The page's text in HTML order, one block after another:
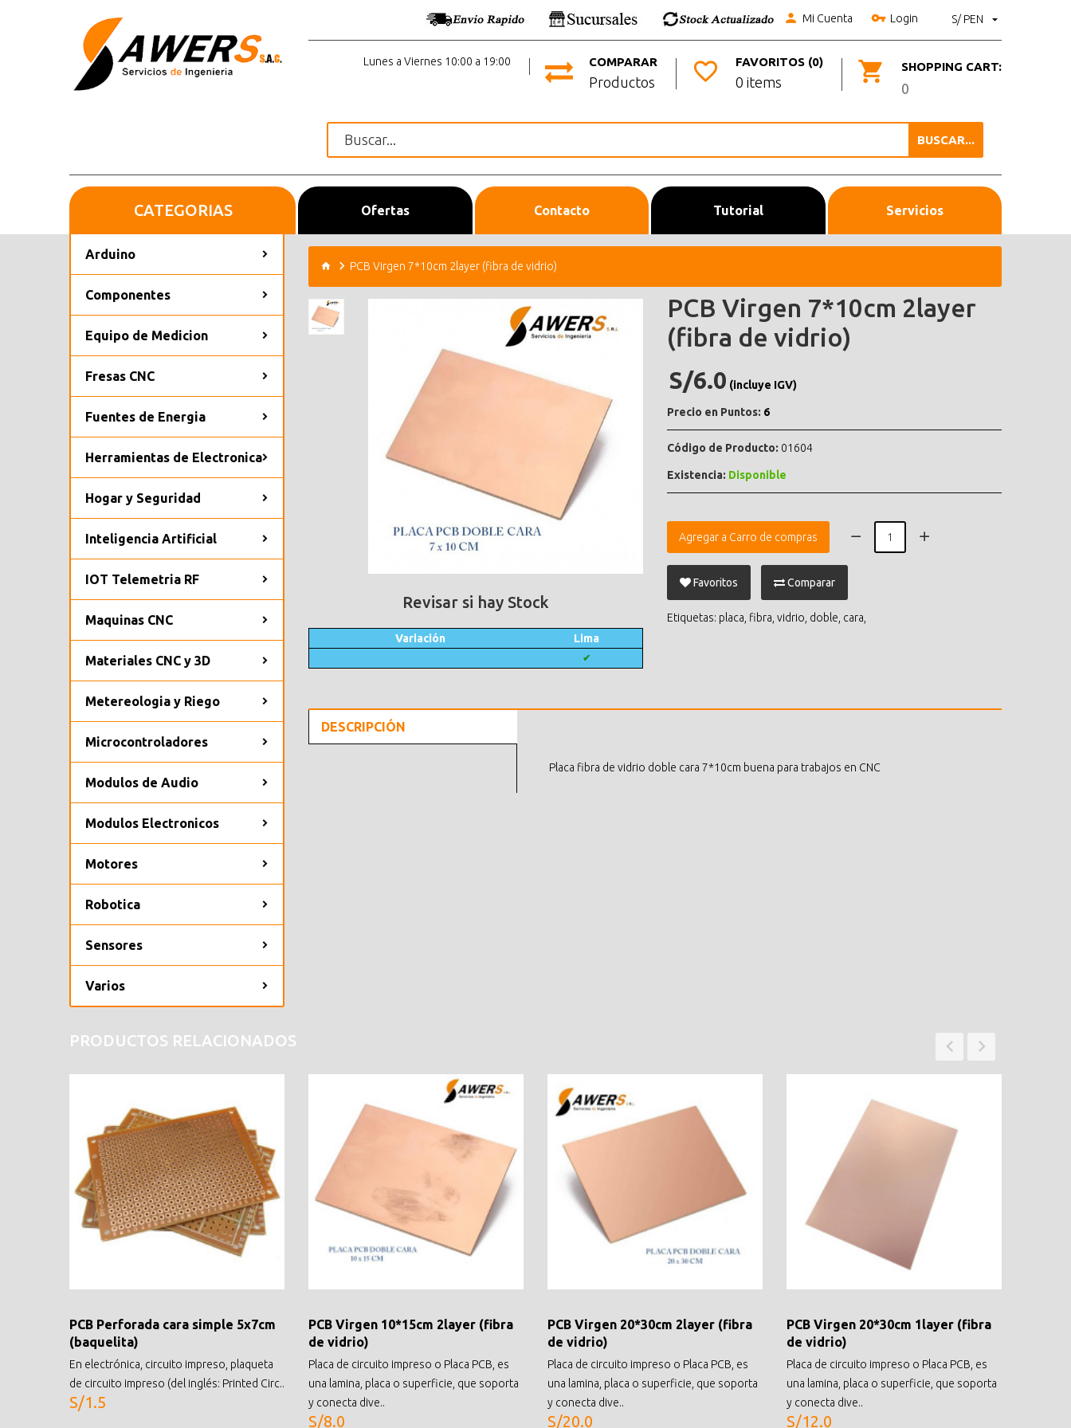
S/ PEN
Mi Cuenta Login
SHOPPING CART:
0
FAVORITOS (0)
0 items
COMPARAR
Productos
Lunes a Viernes 10:00 a 19:00
BUSCAR...
Inicio Ofertas Contacto Tutorial Servicios
CATEGORIAS
Arduino
Componentes
Equipo de Medicion
Fresas CNC
Fuentes de Energia
Herramientas de Electronica
Hogar y Seguridad
Inteligencia Artificial
IOT Telemetria RF
Maquinas CNC
Materiales CNC y 3D
Metereologia y Riego
Microcontroladores
Modulos de Audio
Modulos Electronicos
Motores
Robotica
Sensores
Varios
PCB Virgen 7*10cm 2layer (fibra de vidrio)
Revisar si hay Stock
Variación Lima
✔
PCB Virgen 7*10cm 2layer
(fibra de vidrio)
S/6.0 (incluye IGV)
Precio en Puntos: 6
Código de Producto: 01604
Existencia: Disponible
Agregar a Carro de compras
Favoritos Comparar
Etiquetas: placa fibra vidrio doble cara
DESCRIPCIÓN
Placa fibra de vidrio doble cara 7*10cm buena para trabajos en CNC
PRODUCTOS RELACIONADOS
PCB Perforada cara simple 5x7cm
(baquelita)
En electrónica, circuito impreso, plaqueta
de circuito impreso (del inglés: Printed Circ..
S/1.5
PCB Virgen 10*15cm 2layer (fibra
de vidrio)
Placa de circuito impreso o Placa PCB, es
una lamina, placa o superficie, que soporta
y conecta dive..
S/8.0
PCB Virgen 20*30cm 2layer (fibra
de vidrio)
Placa de circuito impreso o Placa PCB, es
una lamina, placa o superficie, que soporta
y conecta dive..
S/20.0
PCB Virgen 20*30cm 1layer (fibra
de vidrio)
Placa de circuito impreso o Placa PCB, es
una lamina, placa o superficie, que soporta
y conecta dive..
S/12.0